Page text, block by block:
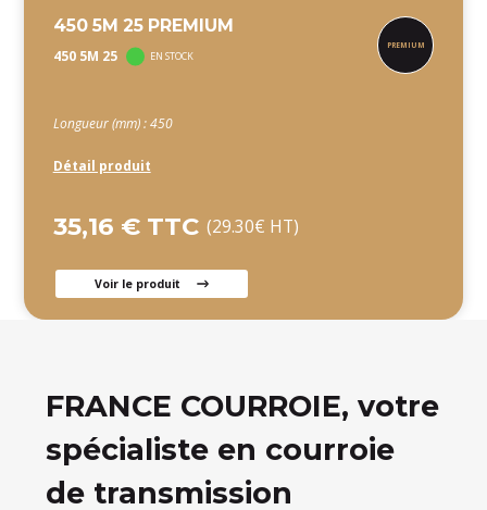
450 5M 25 PREMIUM
450 5M 25 EN STOCK
Longueur (mm) : 450
Détail produit
35,16 € TTC (29.30€ HT)
Voir le produit
FRANCE COURROIE, votre
spécialiste en courroie
de transmission